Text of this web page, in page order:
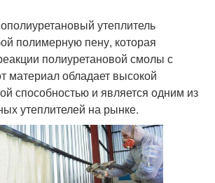
утеплитель
полимерную пену, которая
полиуретановой смолы с
материал обладает высокой
способностью и является одним из
утеплителей на рынке.